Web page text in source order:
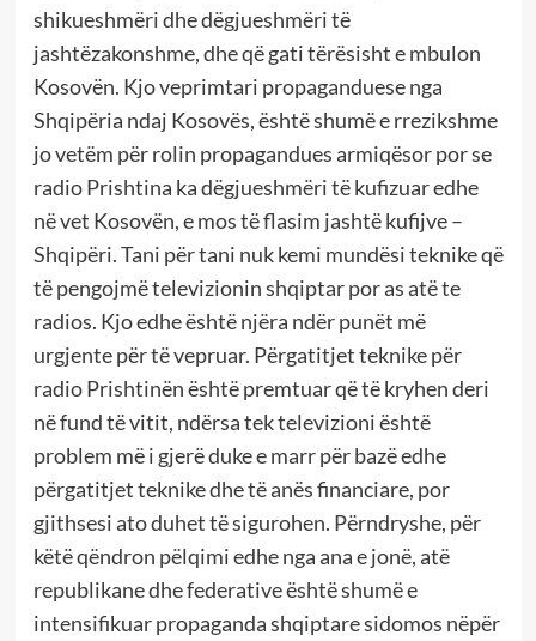
shikueshmëri dhe dëgjueshmëri të
jashtëzakonshme, dhe që gati tërësisht e mbulon
Kosovën. Kjo veprimtari propaganduese nga
Shqipëria ndaj Kosovës, është shumë e rrezikshme
jo vetëm për rolin propagandues armiqësor por se
radio Prishtina ka dëgjueshmëri të kufizuar edhe
në vet Kosovën, e mos të flasim jashtë kufijve –
Shqipëri. Tani për tani nuk kemi mundësi teknike që
të pengojmë televizionin shqiptar por as atë te
radios. Kjo edhe është njëra ndër punët më
urgjente për të vepruar. Përgatitjet teknike për
radio Prishtinën është premtuar që të kryhen deri
në fund të vitit, ndërsa tek televizioni është
problem më i gjerë duke e marr për bazë edhe
përgatitjet teknike dhe të anës financiare, por
gjithsesi ato duhet të sigurohen. Përndryshe, për
këtë qëndron pëlqimi edhe nga ana e jonë, atë
republikane dhe federative është shumë e
intensifikuar propaganda shqiptare sidomos nëpër